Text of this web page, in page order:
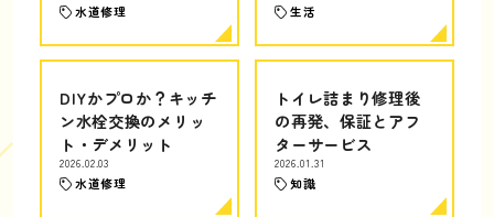
水道修理 生活
DIYかプロか？キッチ
ン水栓交換のメリッ
ト・デメリット
2026.02.03
水道修理
トイレ詰まり修理後
の再発、保証とアフ
ターサービス
2026.01.31
知識